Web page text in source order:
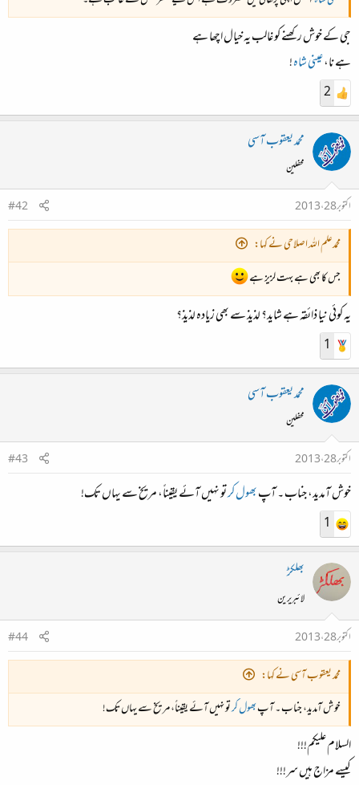
جی کے خوش رکھنے کو غالب یہ خیال اچھا ہے
ہے نا،عینی شاہ!
2
محمد یعقوب آسی
محفلین
اکتوبر 28، 2013
#42
محمدعلم اللہ اصلاحی نے کہا:
جس کا بھی ہے بہت لزیز ہے
یہ کوئی نیا ذائقہ ہے شاید؟ لذیذ سے بھی زیادہ لذیذ؟
1
محمد یعقوب آسی
محفلین
اکتوبر 28، 2013
#43
خوش آمدید، جناب ۔ آپبھول کرتو نہیں آئے یقیناً، مریخ سے یہاں تک!
1
بھلکڑ
لائبریرین
اکتوبر 28، 2013
#44
محمد یعقوب آسی نے کہا:
خوش آمدید، جناب ۔ آپبھول کرتو نہیں آئے یقیناً، مریخ سے یہاں تک!
السلام علیکم!!!
کیسے مزاج ہیں سر!!!